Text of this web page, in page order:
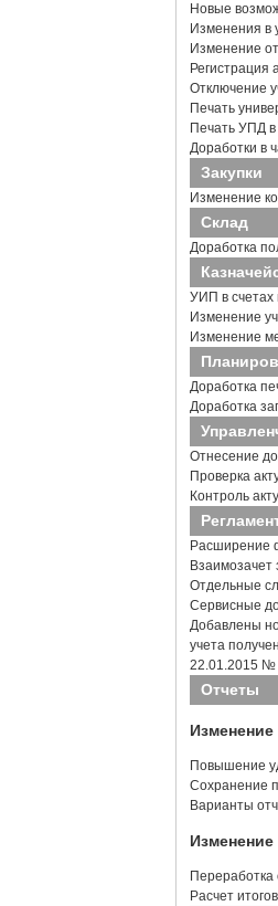
Новые
Изменения в
Изменение
Регистрация
Отключение
Печать
Печать УПД в
Доработки в
Закупки
Изменение
Склад
Доработка
УИП в счетах
Изменение
Изменение
Доработка
Доработка
Отнесение
Проверка
Контроль
Расширение
Взаимозачет
Отдельные
Сервисные
Добавлены
учета
22.01.2015 №
Отчеты
Изменение
Повышение
Сохранение
Варианты
Изменение
Переработка
Расчет